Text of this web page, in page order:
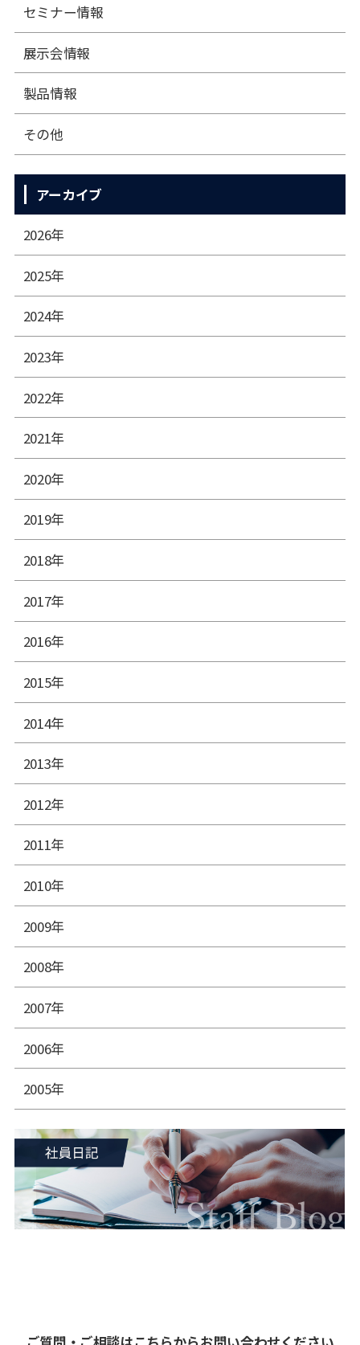
セミナー情報
展⽰会情報
製品情報
その他
アーカイブ
2026年
2025年
2024年
2023年
2022年
2021年
2020年
2019年
2018年
2017年
2016年
2015年
2014年
2013年
2012年
2011年
2010年
2009年
2008年
2007年
2006年
2005年